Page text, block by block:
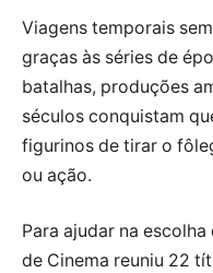
Viagens temporais
graças às séries de
batalhas, produções
séculos conquistam
figurinos de tirar o
ou ação.
Para ajudar na
de Cinema reuniu 22